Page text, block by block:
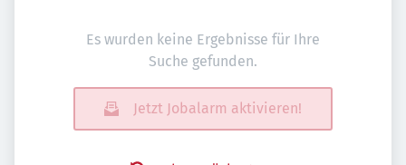
Es wurden keine Ergebnisse für Ihre
Suche gefunden.
Jetzt Jobalarm aktivieren!